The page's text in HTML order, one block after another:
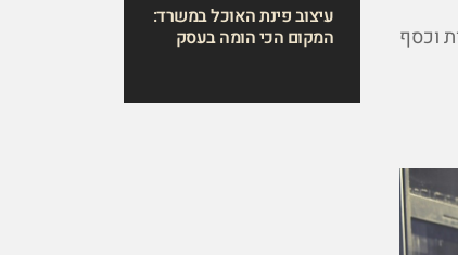
וכסף
עיצוב פינת האוכל במשרד:
המקום הכי הומה בעסק